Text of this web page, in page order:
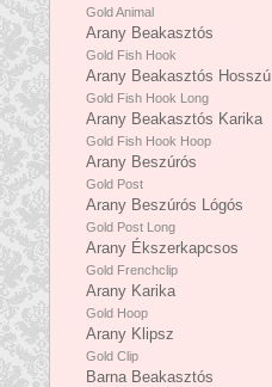
Gold Animal
Arany Beakasztós
Gold Fish Hook
Arany Beakasztós Hosszú
Gold Fish Hook Long
Arany Beakasztós Karika
Gold Fish Hook Hoop
Arany Beszúrós
Gold Post
Arany Beszúrós Lógós
Gold Post Long
Arany Ékszerkapcsos
Gold Frenchclip
Arany Karika
Gold Hoop
Arany Klipsz
Gold Clip
Barna Beakasztós